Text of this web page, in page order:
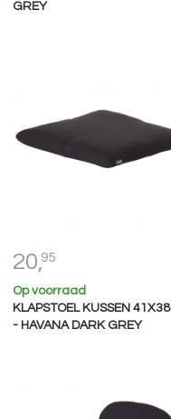
GREY
20,95
Op voorraad
KLAPSTOEL KUSSEN
- HAVANA DARK GREY